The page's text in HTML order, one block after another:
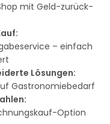
mit Geld-zurück-
– einfach
Lösungen:
Gastronomiebedarf
Option